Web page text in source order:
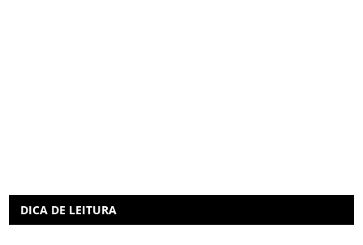
DICA DE LEITURA